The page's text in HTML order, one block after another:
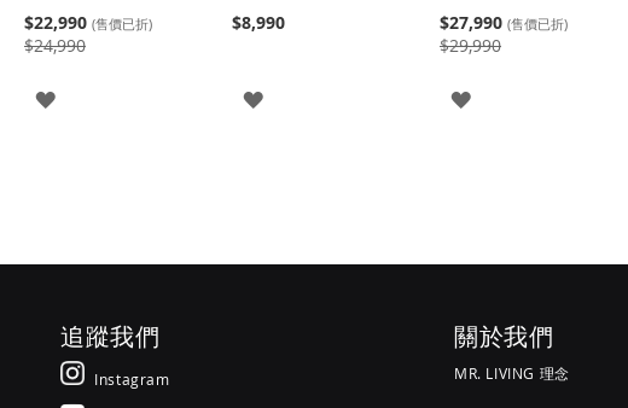
$22,990 (售價已折)
$24,990
登
$8,990
登
$27,990 (售價已折)
$29,990
登
追蹤我們
Instagram
關於我們
MR. LIVING 理念